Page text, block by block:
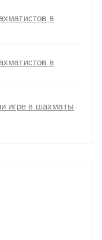
в
в
игре в шахматы